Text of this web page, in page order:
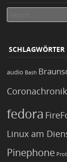
SCHLAGWÖRTER
audio Bash
fedora
Linux am
Pinephone